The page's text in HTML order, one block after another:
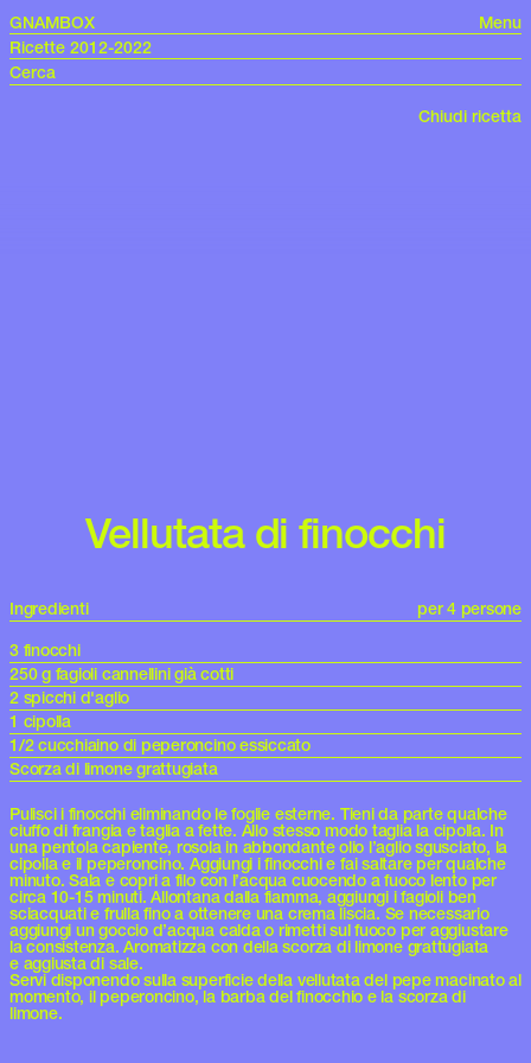
GNAMBOX
Menu
Ricette 2012-2022
Chiudi ricetta
Vellutata di finocchi
Ingredienti
per 4 persone
3 finocchi
250 g fagioli cannellini già cotti
2 spicchi d'aglio
1 cipolla
1/2 cucchiaino di peperoncino essiccato
Scorza di limone grattugiata
Pulisci i finocchi eliminando le foglie esterne. Tieni da parte qualche
ciuffo di frangia e taglia a fette. Allo stesso modo taglia la cipolla. In
una pentola capiente, rosola in abbondante olio l’aglio sgusciato, la
cipolla e il peperoncino. Aggiungi i finocchi e fai saltare per qualche
minuto. Sala e copri a filo con l’acqua cuocendo a fuoco lento per
circa 10-15 minuti. Allontana dalla fiamma, aggiungi i fagioli ben
sciacquati e frulla fino a ottenere una crema liscia. Se necessario
aggiungi un goccio d’acqua calda o rimetti sul fuoco per aggiustare
la consistenza. Aromatizza con della scorza di limone grattugiata
e aggiusta di sale.
Servi disponendo sulla superficie della vellutata del pepe macinato al
momento, il peperoncino, la barba del finocchio e la scorza di
limone.